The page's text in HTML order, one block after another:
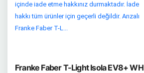
içinde iade etme hakkınız durmaktadır. İade
hakkı tüm ürünler için geçerli değildir. Arızalı
Franke Faber T-L...
Franke Faber T-Light Isola EV8+ WH